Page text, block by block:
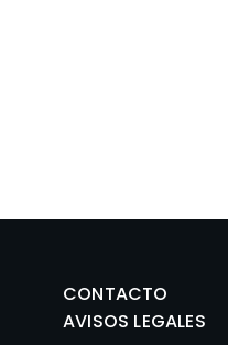
CONTACTO
AVISOS LEGALES